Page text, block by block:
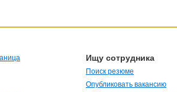
Ищу сотрудника
Поиск резюме
Опубликовать вакансию